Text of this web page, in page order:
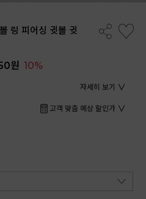
링 피어싱 귓볼 귓
원 10%
자세히 보기
고객 맞춤 예상 할인가